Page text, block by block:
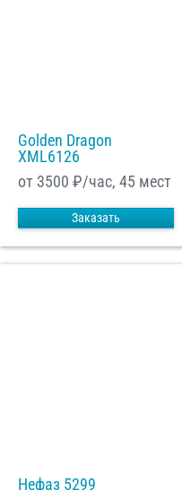
Golden Dragon
XML6126
от 3500 ₽/час, 45 мест
Заказать
Нефаз 5299